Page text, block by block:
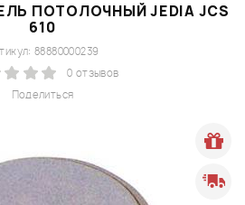
ПОТОЛОЧНЫЙ JEDIA JCS
610
Поделиться
88880000239
0 отзывов